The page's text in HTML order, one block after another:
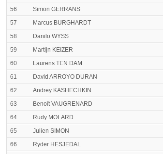
56
Simon GERRANS
57
Marcus BURGHARDT
58
Danilo WYSS
59
Martijn KEIZER
60
Laurens TEN DAM
61
David ARROYO DURAN
62
Andrey KASHECHKIN
63
Benoît VAUGRENARD
64
Rudy MOLARD
65
Julien SIMON
66
Ryder HESJEDAL